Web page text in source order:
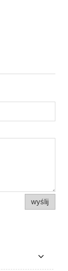
wyślij